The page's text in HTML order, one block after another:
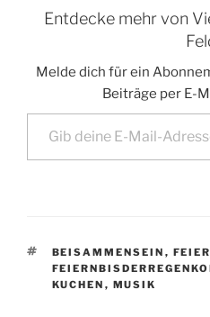
Entdecke mehr von
Melde dich für ein
Beiträge per E-
Gib deine E-Mail-Adresse ein ...
SCHLAGWÖRTER
BEISAMMENSEIN ,
KUCHEN , MUSIK